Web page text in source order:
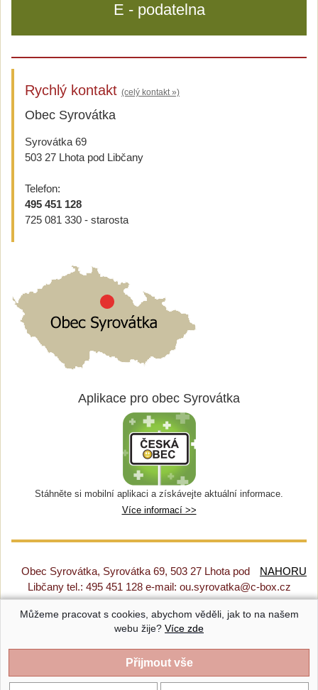
E - podatelna
Rychlý kontakt (celý kontakt »)
Obec Syrovátka
Syrovátka 69
503 27 Lhota pod Libčany
Telefon:
495 451 128
725 081 330 - starosta
Aplikace pro obec Syrovátka
Stáhněte si mobilní aplikaci a získávejte aktuální informace.
Více informací >>
NAHORU
Obec Syrovátka, Syrovátka 69, 503 27 Lhota pod
Libčany tel.: 495 451 128 e-mail: ou.syrovatka@c-box.cz
Prohlášení o přístupnosti|Původní web|Nastavení cookies
Syrovátka |Provozováno na systému CMS-OBCE | Vyrobil
Můžeme pracovat s cookies, abychom věděli, jak to na našem
webu žije? Více zde